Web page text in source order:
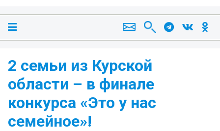
2 семьи из Курской
области – в финале
конкурса «Это у нас
семейное»!